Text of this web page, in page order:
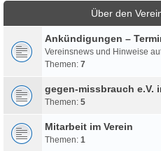
Über den
Ankündigungen –
Vereinsnews und Hinweise
Themen: 7
gegen-missbrauch e.V.
Themen: 5
Mitarbeit im Verein
Themen: 1